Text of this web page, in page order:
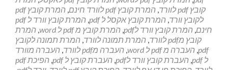
קובץ pdf לוורד
, המרת קובץ pdf לוורד חינם ,
המרת קובץ pdf
לקובץ וורד, המרת קובץ אקסל ל pdf ,
המרת קובץ וורד ל pdf
חינם, המרת קובץ וורד לpdf , המרת קובץ מ pdf ל word , המרת
קובץ מpdf לוורד
, המרת תמונה לוורד, המרת תמונה לקובץ
pdf
, העברה מ pdf ל word , העברה מpdf לוורד , העברה מוורד
ל pdf
, העברת קובץ וורד לpdf , העברת קובץ ל pdf ,
הפיכת pdf